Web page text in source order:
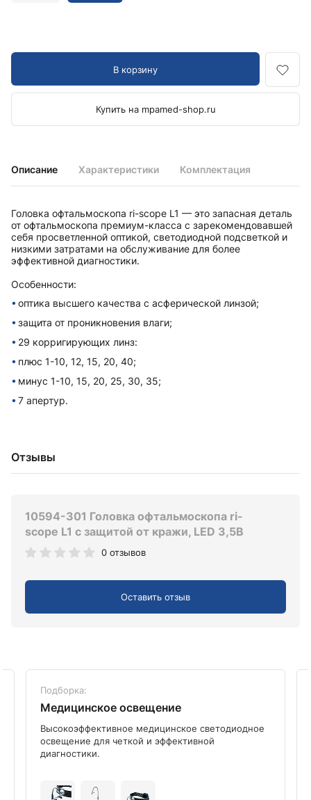
Описание Характеристики Комплектация
Головка офтальмоскопа ri-scope L1 — это запасная деталь
от офтальмоскопа премиум-класса с зарекомендовавшей
себя просветленной оптикой, светодиодной подсветкой и
низкими затратами на обслуживание для более
эффективной диагностики.
Особенности:
оптика высшего качества с асферической линзой;
защита от проникновения влаги;
29 корригирующих линз:
плюс 1-10, 12, 15, 20, 40;
минус 1-10, 15, 20, 25, 30, 35;
7 апертур.
Отзывы
10594-301 Головка офтальмоскопа ri-
scope L1 с защитой от кражи, LED 3,5B
0 отзывов
Оставить отзыв
В корзину
Купить на mpamed-shop.ru
Подборка:
Медицинское освещение
Высокоэффективное медицинское светодиодное
освещение для четкой и эффективной
диагностики.